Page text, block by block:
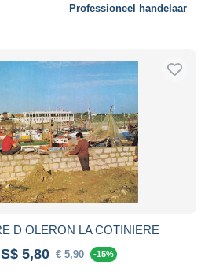
Professioneel handelaar
D OLERON LA COTINIERE
5,80 € 5,90 -15%